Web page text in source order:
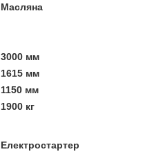
Масляна
3000 мм
1615 мм
1150 мм
1900 кг
Електростартер